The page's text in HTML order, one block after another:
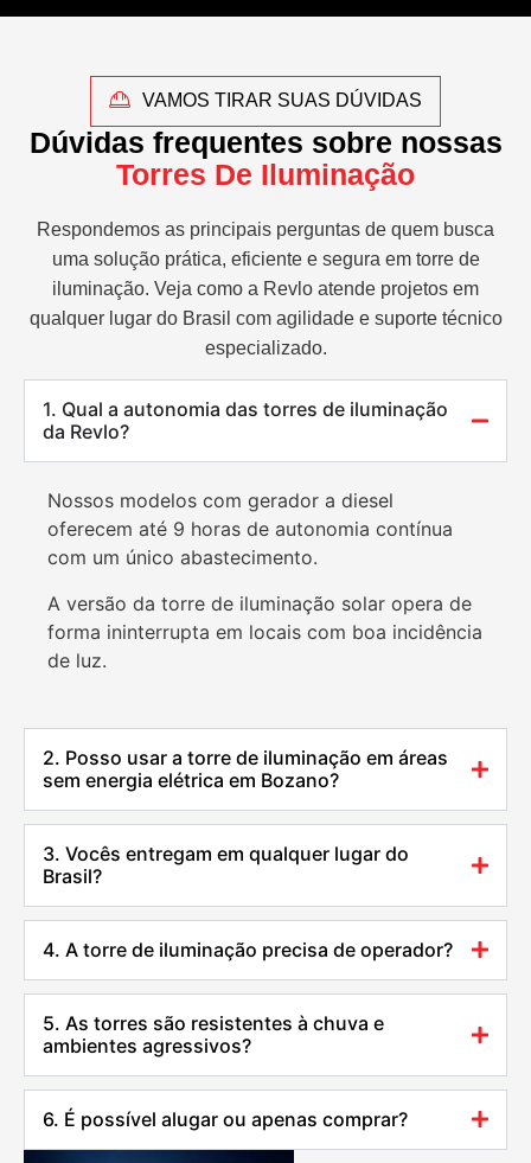
VAMOS TIRAR SUAS DÚVIDAS
Dúvidas frequentes sobre nossas
Torres De Iluminação
Respondemos as principais perguntas de quem busca
uma solução prática, eficiente e segura em torre de
iluminação. Veja como a Revlo atende projetos em
qualquer lugar do Brasil com agilidade e suporte técnico
especializado.
1. Qual a autonomia das torres de iluminação
da Revlo?
Nossos modelos com gerador a diesel
oferecem até 9 horas de autonomia contínua
com um único abastecimento.
A versão da torre de iluminação solar opera de
forma ininterrupta em locais com boa incidência
de luz.
2. Posso usar a torre de iluminação em áreas
sem energia elétrica em Bozano?
3. Vocês entregam em qualquer lugar do
Brasil?
4. A torre de iluminação precisa de operador?
5. As torres são resistentes à chuva e
ambientes agressivos?
6. É possível alugar ou apenas comprar?